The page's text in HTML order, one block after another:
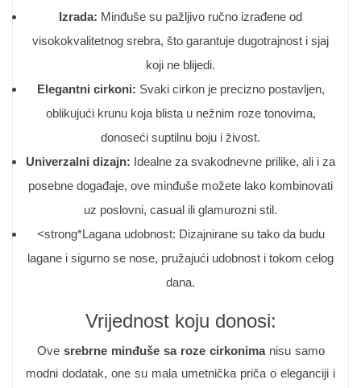
Izrada: Minđuše su pažljivo ručno izrađene od
visokokvalitetnog srebra, što garantuje dugotrajnost i sjaj
koji ne blijedi.
Elegantni cirkoni: Svaki cirkon je precizno postavljen,
oblikujući krunu koja blista u nežnim roze tonovima,
donoseći suptilnu boju i živost.
Univerzalni dizajn: Idealne za svakodnevne prilike, ali i za
posebne događaje, ove minđuše možete lako kombinovati
uz poslovni, casual ili glamurozni stil.
<strong*Lagana udobnost: Dizajnirane su tako da budu
lagane i sigurno se nose, pružajući udobnost i tokom celog
dana.
Vrijednost koju donosi:
Ove srebrne minđuše sa roze cirkonimanisu samo
modni dodatak, one su mala umetnička priča o eleganciji i